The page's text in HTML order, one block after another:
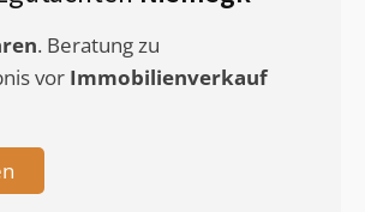
. Beratung zu
vor Immobilienverkauf